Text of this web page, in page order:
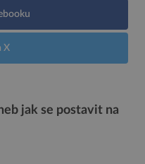
X
jak se postavit na